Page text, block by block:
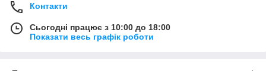
Контакти
Сьогодні працює з 10:00 до 18:00
Показати весь графік роботи